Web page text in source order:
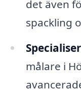
det även
spackling
målare i